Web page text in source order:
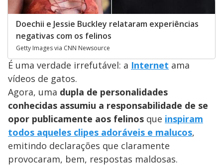
Doechii e Jessie Buckley relataram experiências
negativas com os felinos
Getty Images via CNN Newsource
É uma verdade irrefutável: a Internet ama
vídeos de gatos.
Agora, uma dupla de personalidades
conhecidas assumiu a responsabilidade de se
opor publicamente aos felinos que inspiram
todos aqueles clipes adoráveis e malucos,
emitindo declarações que claramente
provocaram, bem, respostas maldosas.